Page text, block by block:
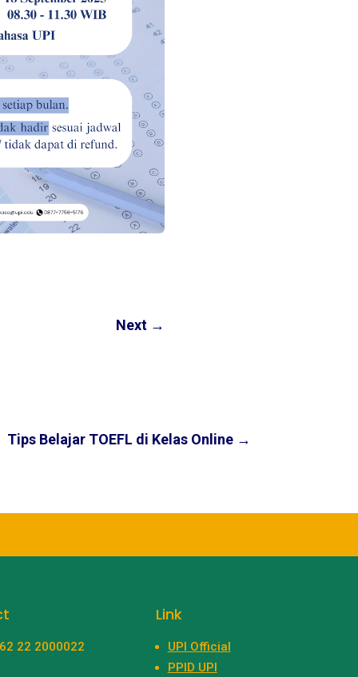
Next →
Tips Belajar TOEFL di Kelas Online→
22 2000022
Link
UPI Official
PPID UPI